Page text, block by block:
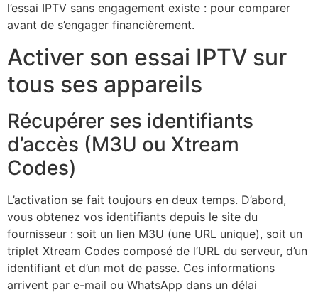
l’essai IPTV sans engagement existe : pour comparer
avant de s’engager financièrement.
Activer son essai IPTV sur
tous ses appareils
Récupérer ses identifiants
d’accès (M3U ou Xtream
Codes)
L’activation se fait toujours en deux temps. D’abord,
vous obtenez vos identifiants depuis le site du
fournisseur : soit un lien M3U (une URL unique), soit un
triplet Xtream Codes composé de l’URL du serveur, d’un
identifiant et d’un mot de passe. Ces informations
arrivent par e-mail ou WhatsApp dans un délai